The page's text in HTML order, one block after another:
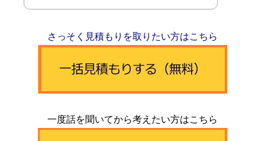
さっそく見積もりを取りたい方はこちら
一度話を聞いてから考えたい方はこちら